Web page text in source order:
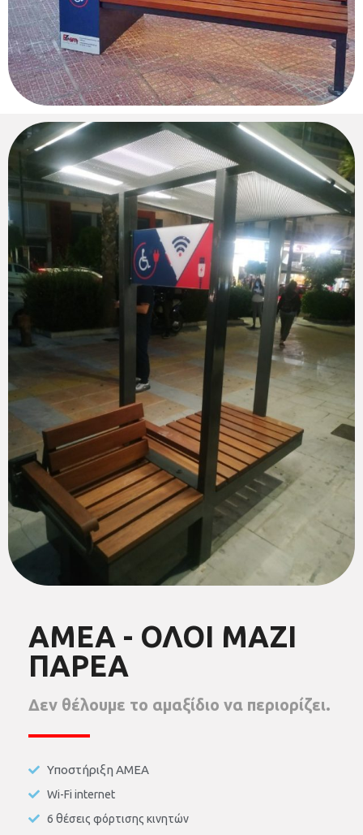
ΑΜΕΑ - ΟΛΟΙ ΜΑΖΙ
ΠΑΡΕΑ
Δεν θέλουμε το αμαξίδιο να περιορίζει.
Υποστήριξη ΑΜΕΑ
Wi-Fi internet
6 θέσεις φόρτισης κινητών